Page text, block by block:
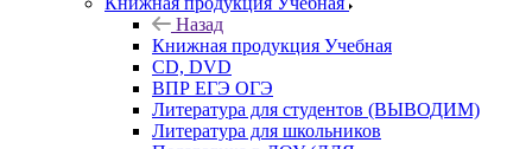
Назад
Книжная продукция Учебная
CD, DVD
ВПР ЕГЭ ОГЭ
Литература для студентов (ВЫВОДИМ)
Литература для школьников